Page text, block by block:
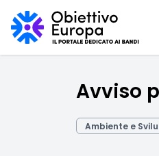
Avviso
Ambiente e